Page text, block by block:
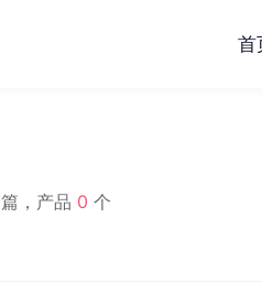
首
篇，产品 0 个